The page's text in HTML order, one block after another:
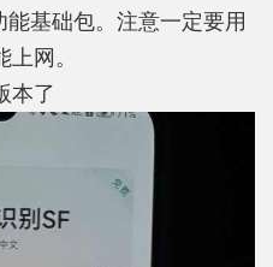
基础包。注意一定要用
网。
本了